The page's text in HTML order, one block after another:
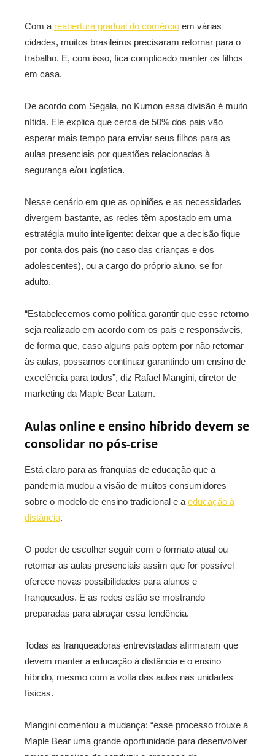
Com a reabertura gradual do comércio em várias
cidades, muitos brasileiros precisaram retornar para o
trabalho. E, com isso, fica complicado manter os filhos
em casa.
De acordo com Segala, no Kumon essa divisão é muito
nítida. Ele explica que cerca de 50% dos pais vão
esperar mais tempo para enviar seus filhos para as
aulas presenciais por questões relacionadas à
segurança e/ou logística.
Nesse cenário em que as opiniões e as necessidades
divergem bastante, as redes têm apostado em uma
estratégia muito inteligente: deixar que a decisão fique
por conta dos pais (no caso das crianças e dos
adolescentes), ou a cargo do próprio aluno, se for
adulto.
“Estabelecemos como política garantir que esse retorno
seja realizado em acordo com os pais e responsáveis,
de forma que, caso alguns pais optem por não retornar
às aulas, possamos continuar garantindo um ensino de
excelência para todos”, diz Rafael Mangini, diretor de
marketing da Maple Bear Latam.
Aulas online e ensino híbrido devem se
consolidar no pós-crise
Está claro para as franquias de educação que a
pandemia mudou a visão de muitos consumidores
sobre o modelo de ensino tradicional e a educação à
distância.
O poder de escolher seguir com o formato atual ou
retomar as aulas presenciais assim que for possível
oferece novas possibilidades para alunos e
franqueados. E as redes estão se mostrando
preparadas para abraçar essa tendência.
Todas as franqueadoras entrevistadas afirmaram que
devem manter a educação à distância e o ensino
híbrido, mesmo com a volta das aulas nas unidades
físicas.
Mangini comentou a mudança: “esse processo trouxe à
Maple Bear uma grande oportunidade para desenvolver